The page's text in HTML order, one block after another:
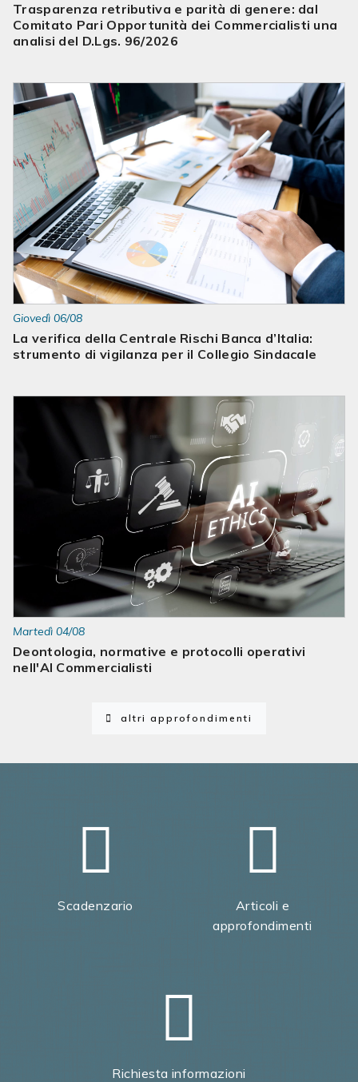
Trasparenza retributiva e parità di genere: dal
Comitato Pari Opportunità dei Commercialisti una
analisi del D.Lgs. 96/2026
Giovedì 06/08
La verifica della Centrale Rischi Banca d’Italia:
strumento di vigilanza per il Collegio Sindacale
Martedì 04/08
Deontologia, normative e protocolli operativi
nell'AI Commercialisti
altri approfondimenti
Scadenzario
Articoli e
approfondimenti
Richiesta informazioni